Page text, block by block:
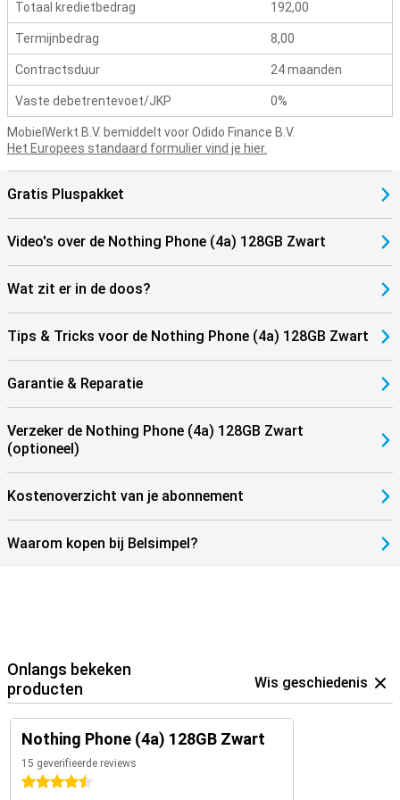
Totaal kredietbedrag 192,00
Termijnbedrag 8,00
Contractsduur 24 maanden
Vaste debetrentevoet/JKP 0%
MobielWerkt B.V. bemiddelt voor Odido Finance B.V.
Het Europees standaard formulier vind je hier.
Gratis Pluspakket
Video's over de Nothing Phone (4a) 128GB Zwart
Wat zit er in de doos?
Tips & Tricks voor de Nothing Phone (4a) 128GB Zwart
Garantie & Reparatie
Verzeker de Nothing Phone (4a) 128GB Zwart
(optioneel)
Kostenoverzicht van je abonnement
Waarom kopen bij Belsimpel?
Onlangs bekeken
producten
Wis geschiedenis
Nothing Phone (4a) 128GB Zwart
15 geverifieerde reviews
4.5 sterren